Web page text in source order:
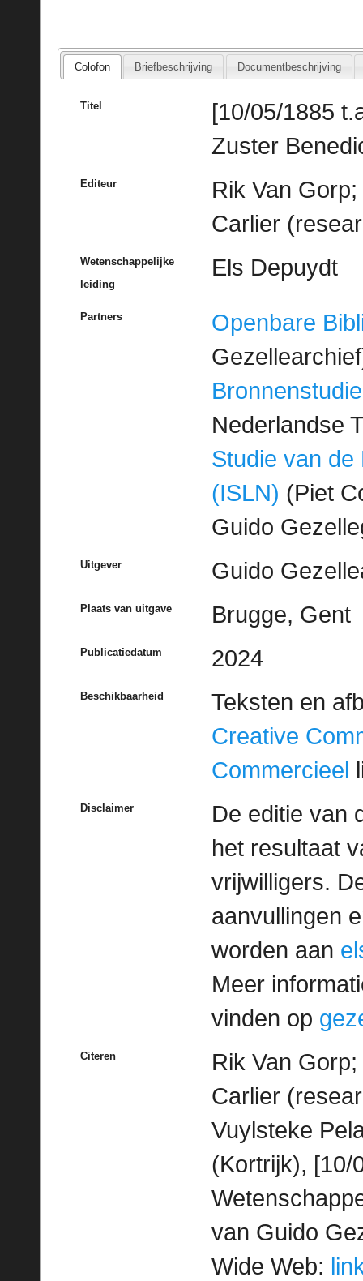
Colofon Briefbeschrijving Documentbeschrijving
Titel
[10/05/1885
Zuster
Editeur
Rik Van
Carlier
Wetenschappelijke
leiding
Els Depuydt
Partners
Openbare
Bronnenstudie
Nederlandse
Studie van de
(ISLN) (Piet
Guido
Uitgever Guido
Plaats van uitgave Brugge, Gent
Publicatiedatum 2024
Beschikbaarheid
Teksten en
Creative
Commercieel
Disclaimer
De editie van
het resultaat
vrijwilligers.
aanvullingen
worden aan
Meer
vinden op
Citeren
Rik Van
Carlier
Vuylsteke
(Kortrijk), [10/
van Guido
Wide Web: